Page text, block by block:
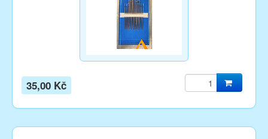
35,00 Kč